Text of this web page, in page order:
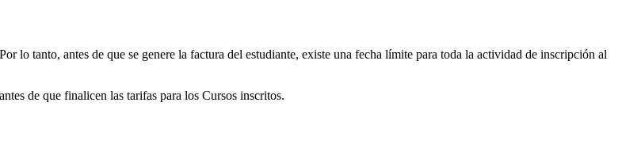
lo tanto, antes de que se genere la factura del estudiante, existe una fecha límite para toda la actividad de inscripción al
de que finalicen las tarifas para los Cursos inscritos.